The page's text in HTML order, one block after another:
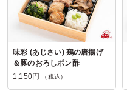
味彩 (あじさい) 鶏の唐揚げ
＆豚のおろしポン酢
1,150円
（税込）